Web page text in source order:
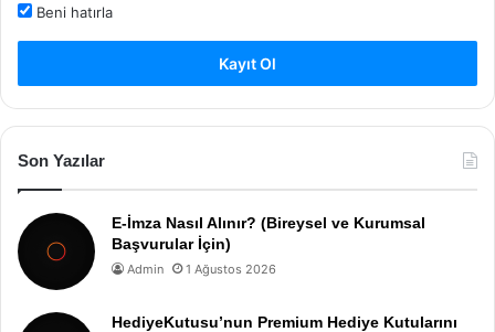
Beni hatırla
Kayıt Ol
Son Yazılar
E-İmza Nasıl Alınır? (Bireysel ve Kurumsal
Başvurular İçin)
Admin 1 Ağustos 2026
HediyeKutusu’nun Premium Hediye Kutularını